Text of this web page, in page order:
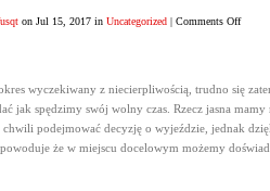
on Jul 15, 2017 in Uncategorized | Comments Offon
przejazd
osób
wyczekiwany z niecierpliwością, trudno się
jak spędzimy swój wolny czas. Rzecz jasna
podejmować decyzję o wyjeździe, jednak
że w miejscu docelowym możemy